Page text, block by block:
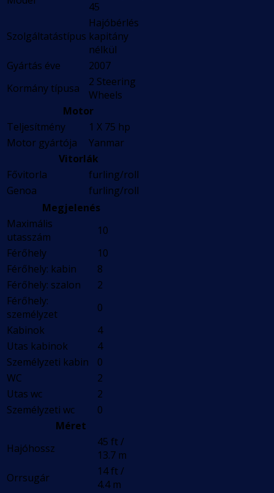
45
Szolgáltatástípus
Hajóbérlés
kapitány
nélkül
Gyártás éve
2007
Kormány típusa
2 Steering
Wheels
Motor
Teljesítmény
1 X 75 hp
Motor gyártója
Yanmar
Vitorlák
Fővitorla
furling/roll
Genoa
furling/roll
Megjelenés
Maximális
utasszám
10
Férőhely
10
Férőhely: kabin
8
Férőhely: szalon
2
Férőhely:
személyzet
0
Kabinok
4
Utas kabinok
4
Személyzeti kabin
0
WC
2
Utas wc
2
Személyzeti wc
0
Méret
Hajóhossz
45 ft /
13.7 m
Orrsugár
14 ft /
4.4 m